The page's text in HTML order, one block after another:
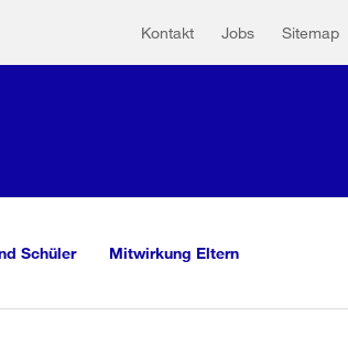
Hilfsnavigation
Kontakt Jobs Sitemap
Schüler Mitwirkung Eltern